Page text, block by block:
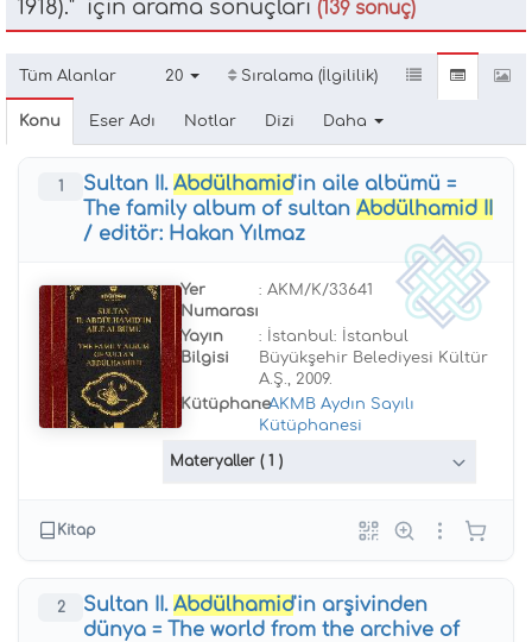
1918)." için arama sonuçları (139 sonuç)
Sıralama (İlgililik)
20
Tüm Alanlar
Konu Eser Adı Notlar Dizi Daha
1 Sultan II. Abdülhamid'in aile albümü =
The family album of sultan Abdülhamid II
/ editör: Hakan Yılmaz
Yer
Numarası
: AKM/K/33641
Yayın
Bilgisi
: İstanbul: İstanbul
Büyükşehir Belediyesi Kültür
A.Ş., 2009.
Kütüphane
:AKMB Aydın Sayılı
Kütüphanesi
Materyaller ( 1 )
Kitap
2 Sultan II. Abdülhamid'in arşivinden
dünya = The world from the archive of